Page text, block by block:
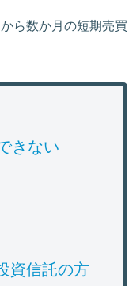
ら数か月の短期売買
きない
資信託の方